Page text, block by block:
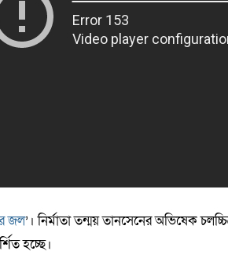
জল’। নির্মাতা তন্ময় তানসেনের অভিষেক
হচ্ছে।